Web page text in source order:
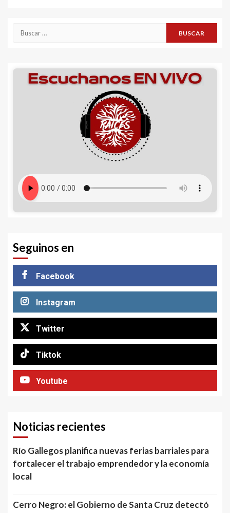
Buscar:
Seguinos en
Facebook
Instagram
Twitter
Tiktok
Youtube
Noticias recientes
Río Gallegos planifica nuevas ferias barriales para
fortalecer el trabajo emprendedor y la economía
local
Cerro Negro: el Gobierno de Santa Cruz detectó